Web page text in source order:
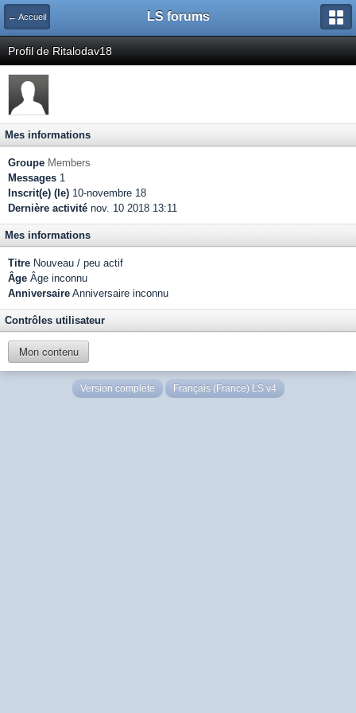
← Accueil LS forums
Profil de Ritalodav18
Mes informations
Groupe Members
Messages 1
Inscrit(e) (le) 10-novembre 18
Dernière activité nov. 10 2018 13:11
Mes informations
Titre Nouveau / peu actif
Âge Âge inconnu
Anniversaire Anniversaire inconnu
Contrôles utilisateur
Mon contenu
Version complète Français (France) LS v4